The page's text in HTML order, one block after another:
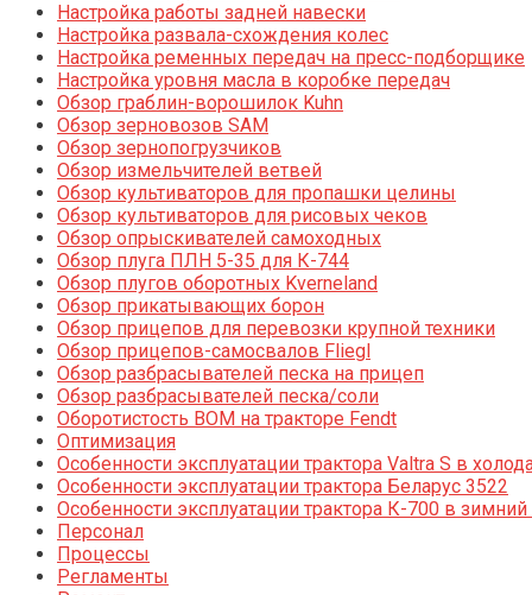
Настройка работы задней навески
Настройка развала-схождения колес
Настройка ременных передач на пресс-подборщике
Настройка уровня масла в коробке передач
Обзор граблин-ворошилок Kuhn
Обзор зерновозов SAM
Обзор зернопогрузчиков
Обзор измельчителей ветвей
Обзор культиваторов для пропашки целины
Обзор культиваторов для рисовых чеков
Обзор опрыскивателей самоходных
Обзор плуга ПЛН 5-35 для К-744
Обзор плугов оборотных Kverneland
Обзор прикатывающих борон
Обзор прицепов для перевозки крупной техники
Обзор прицепов-самосвалов Fliegl
Обзор разбрасывателей песка на прицеп
Обзор разбрасывателей песка/соли
Оборотистость ВОМ на тракторе Fendt
Оптимизация
Особенности эксплуатации трактора Valtra S в
Особенности эксплуатации трактора Беларус 3522
Особенности эксплуатации трактора К-700 в
Персонал
Процессы
Регламенты